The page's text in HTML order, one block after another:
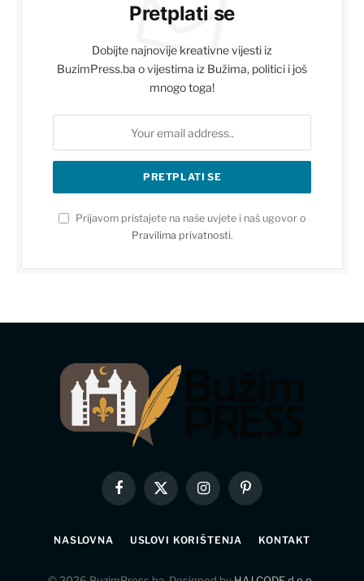
Pretplati se
Dobijte najnovije kreativne vijesti iz
BuzimPress.ba o vijestima iz Bužima, politici i još
mnogo toga!
Prijavom pristajete na naše uvjete i naš ugovor o
Pravilima privatnosti.
Facebook
X
InstagramPinterest
NASLOVNA USLOVI KORIŠTENJA KONTAKT